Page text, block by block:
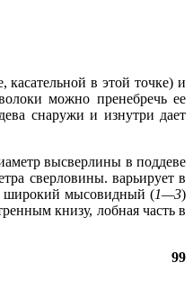
в этой точке) и
можно пренебречь ее
снаружи и изнутри дает
высверлины в поддеве
сверловины. варьирует в
мысовидный (1—3)
книзу, лобная часть в
99